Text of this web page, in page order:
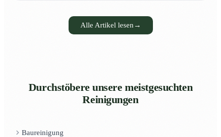
Alle Artikel lesen →
Durchstöbere unsere meistgesuchten
Reinigungen
Baureinigung